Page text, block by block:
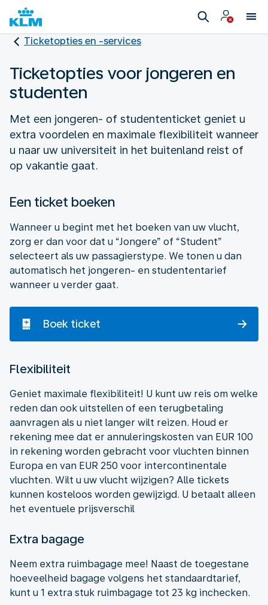
Ticketopties en -services
Ticketopties voor jongeren en
studenten
Met een jongeren- of studententicket geniet u
extra voordelen en maximale flexibiliteit wanneer
u naar uw universiteit in het buitenland reist of
op vakantie gaat.
Een ticket boeken
Wanneer u begint met het boeken van uw vlucht,
zorg er dan voor dat u “Jongere” of “Student”
selecteert als uw passagierstype. We tonen u dan
automatisch het jongeren- en studententarief
wanneer u verder gaat.
Boek ticket
Flexibiliteit
Geniet maximale flexibiliteit! U kunt uw reis om welke
reden dan ook uitstellen of een terugbetaling
aanvragen als u niet langer wilt reizen. Houd er
rekening mee dat er annuleringskosten van EUR 100
in rekening worden gebracht voor vluchten binnen
Europa en van EUR 250 voor intercontinentale
vluchten. Wilt u uw vlucht wijzigen? Alle tickets
kunnen kosteloos worden gewijzigd. U betaalt alleen
het eventuele prijsverschil
Extra bagage
Neem extra ruimbagage mee! Naast de toegestane
hoeveelheid bagage volgens het standaardtarief,
kunt u 1 extra stuk ruimbagage tot 23 kg inchecken.